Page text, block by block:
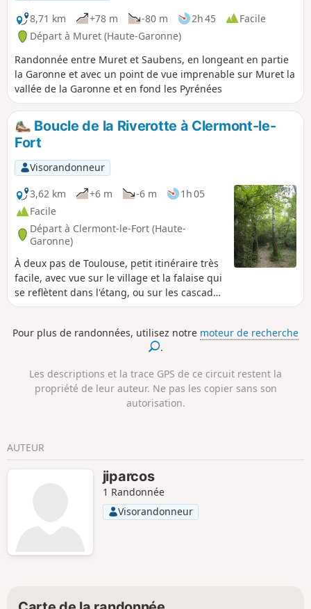
8,71 km
+78 m -80 m 2h 45
Facile
Départ à Muret (Haute-Garonne)
Randonnée entre Muret et Saubens, en longeant en partie
la Garonne et avec un point de vue imprenable sur Muret la
vallée de la Garonne et en fond les Pyrénées
Boucle de la Riverotte à Clermont-le-
Fort
Visorandonneur
3,62 km
+6 m -6 m
1h 05
Facile
Départ à Clermont-le-Fort (Haute-
Garonne)
À deux pas de Toulouse, petit itinéraire très
facile, avec vue sur le village et la falaise qui
se reflètent dans l'étang, ou sur les cascades
de l'Ariège.Balade de moins d'une heure,
durer fort longtemps si vous aimez "caresser
les roseaux, effeuiller les étangs et pleurer
canards, les aigrettes et les hérons ou
pique-niquer les pieds dans l'eau, l'huile
solaire à portée de main.
Pour plus de randonnées, utilisez notre moteur de recherche
.
Les descriptions et la trace GPS de ce circuit restent la
propriété de leur auteur. Ne pas les copier sans son
autorisation.
AUTEUR
jiparcos
1 Randonnée
Visorandonneur